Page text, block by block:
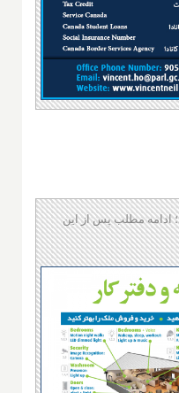
ادامه مطلب پس از این